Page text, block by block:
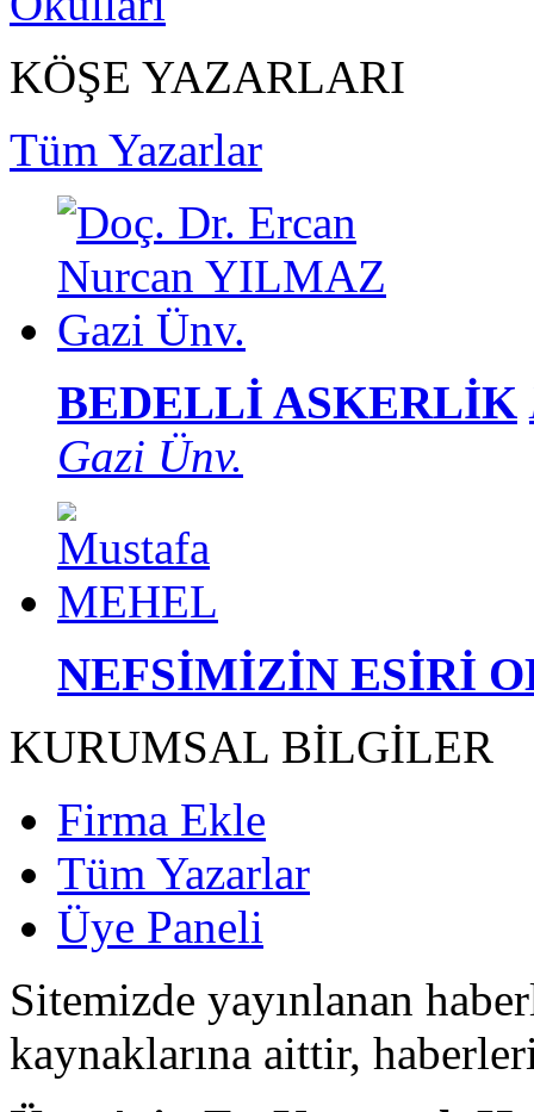
KÖŞE YAZARLARI
Tüm Yazarlar
BEDELLİ ASKERLİK
Gazi Ünv.
NEFSİMİZİN ESİRİ
KURUMSAL BİLGİLER
Firma Ekle
Tüm Yazarlar
Üye Paneli
Sitemizde yayınlanan
kaynaklarına aittir,